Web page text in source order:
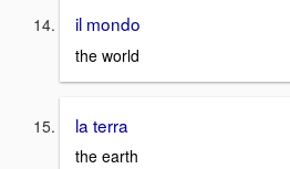
il mondo
the world
la terra
the earth